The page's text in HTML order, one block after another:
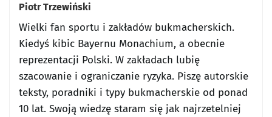
Piotr Trzewiński
Wielki fan sportu i zakładów bukmacherskich.
Kiedyś kibic Bayernu Monachium, a obecnie
reprezentacji Polski. W zakładach lubię
szacowanie i ograniczanie ryzyka. Piszę autorskie
teksty, poradniki i typy bukmacherskie od ponad
10 lat. Swoją wiedzę staram się jak najrzetelniej